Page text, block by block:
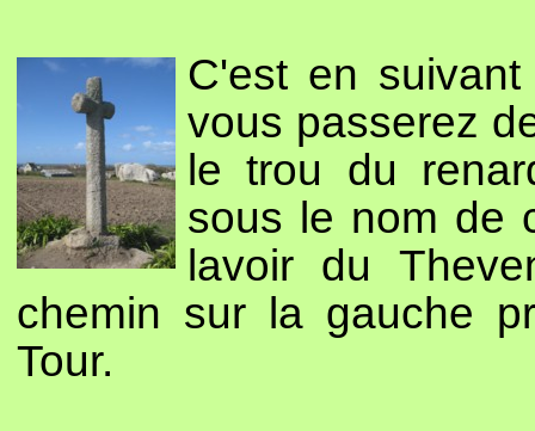
C'est en
vous passerez
le trou du
sous le nom de
lavoir du
chemin sur la gauche
Tour.